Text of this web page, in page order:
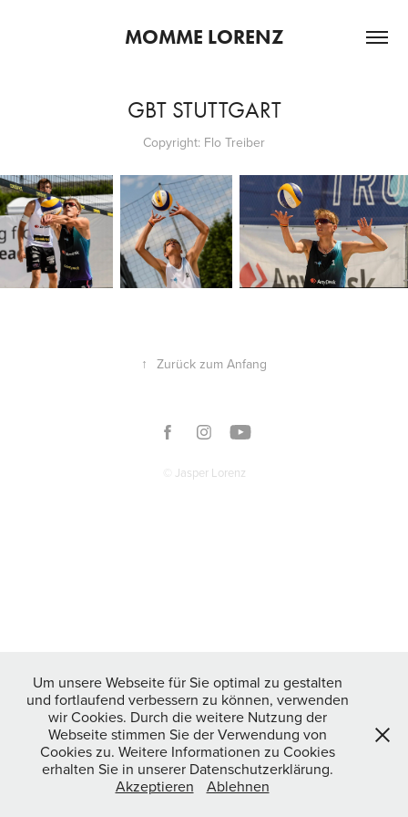
MOMME LORENZ
GBT STUTTGART
Copyright: Flo Treiber
↑ Zurück zum Anfang
© Jasper Lorenz
Um unsere Webseite für Sie optimal zu gestalten
und fortlaufend verbessern zu können, verwenden
wir Cookies. Durch die weitere Nutzung der
Webseite stimmen Sie der Verwendung von
Cookies zu. Weitere Informationen zu Cookies
erhalten Sie in unserer Datenschutzerklärung.
Akzeptieren
Ablehnen